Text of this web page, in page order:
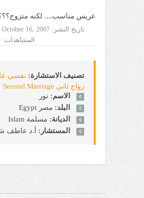
عريس مناسب.... لكنه
تاريخ النشر: October 16, 2007
المشاهدات:
تصنيف الاستشارة: نفسي
زواج ثاني Second Marriage
الاسم: نور
البلد: مصر Egypt
الديانة: مسلمة Islam
المستشار: أ.د عاطف